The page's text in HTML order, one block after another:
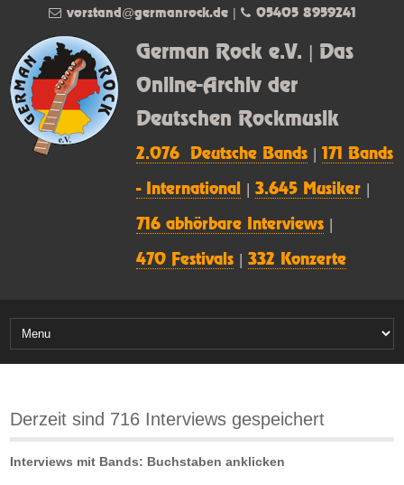
German Rock e.V. | Das
Online-Archiv der
Deutschen Rockmusik
2.076 Deutsche Bands |171 Bands
- International |3.645 Musiker
716 abhörbare Interviews
470 Festivals |332 Konzerte
vorstand@germanrock.de| 05405 8959241
Derzeit sind 716 Interviews gespeichert
Interviews mit Bands: Buchstaben anklicken